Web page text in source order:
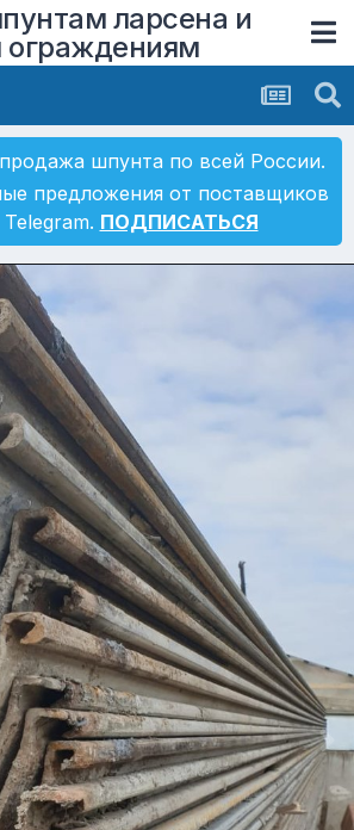
ларсена и
шпунта по всей России.
предложения от поставщиков
ПОДПИСАТЬСЯ